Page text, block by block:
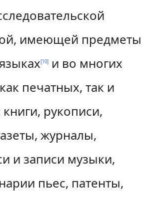
имеющей предметы
[10]и во многих
печатных, так и
рукописи,
журналы,
и записи музыки,
пьес, патенты,